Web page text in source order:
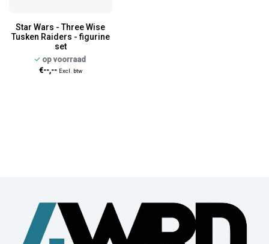
Star Wars - Three Wise
Tusken Raiders - figurine
set
op voorraad
€--,-- Excl. btw